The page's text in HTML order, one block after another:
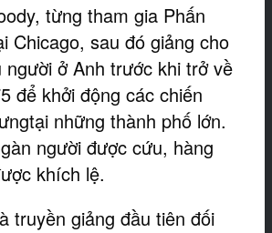
từng tham gia Phấn
Chicago, sau đó giảng cho
người ở Anh trước khi trở về
để khởi động các chiến
những thành phố lớn.
người được cứu, hàng
khích lệ.
truyền giảng đầu tiên đối